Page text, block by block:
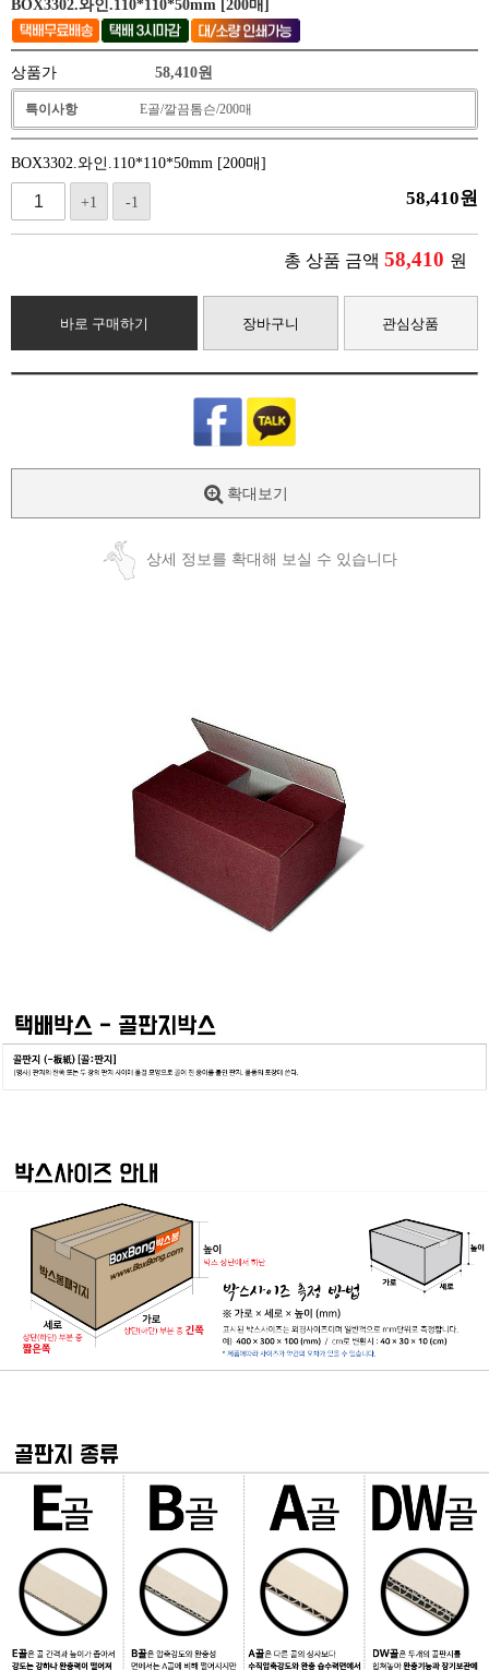
BOX3302.와인.110*110*50mm [200매]
상품가 58,410원
특이사항 E골/깔끔톰슨/200매
BOX3302.와인.110*110*50mm [200매]
+1 -1 58,410원
총 상품 금액 58,410 원
바로 구매하기 장바구니 관심상품
확대보기
상세 정보를 확대해 보실 수 있습니다